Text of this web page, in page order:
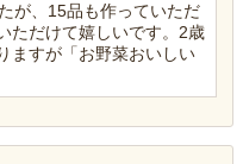
が、15品も作っていただ
ただけて嬉しいです。2歳
ますが「お野菜おいしい